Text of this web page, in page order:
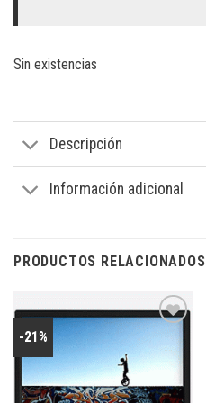
Sin existencias
Descripción
Información adicional
PRODUCTOS RELACIONADOS
-21%
Añadir
a la
lista de